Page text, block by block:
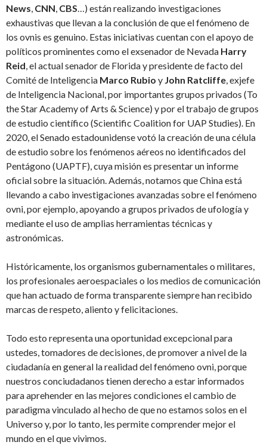
News, CNN, CBS…) están realizando investigaciones
exhaustivas que llevan a la conclusión de que el fenómeno de
los ovnis es genuino. Estas iniciativas cuentan con el apoyo de
políticos prominentes como el exsenador de Nevada Harry
Reid, el actual senador de Florida y presidente de facto del
Comité de Inteligencia Marco Rubio y John Ratcliffe, exjefe
de Inteligencia Nacional, por importantes grupos privados (To
the Star Academy of Arts & Science) y por el trabajo de grupos
de estudio científico (Scientific Coalition for UAP Studies). En
2020, el Senado estadounidense votó la creación de una célula
de estudio sobre los fenómenos aéreos no identificados del
Pentágono (UAPTF), cuya misión es presentar un informe
oficial sobre la situación. Además, notamos que China está
llevando a cabo investigaciones avanzadas sobre el fenómeno
ovni, por ejemplo, apoyando a grupos privados de ufología y
mediante el uso de amplias herramientas técnicas y
astronómicas.
Históricamente, los organismos gubernamentales o militares,
los profesionales aeroespaciales o los medios de comunicación
que han actuado de forma transparente siempre han recibido
marcas de respeto, aliento y felicitaciones.
Todo esto representa una oportunidad excepcional para
ustedes, tomadores de decisiones, de promover a nivel de la
ciudadanía en general la realidad del fenómeno ovni, porque
nuestros conciudadanos tienen derecho a estar informados
para aprehender en las mejores condiciones el cambio de
paradigma vinculado al hecho de que no estamos solos en el
Universo y, por lo tanto, les permite comprender mejor el
mundo en el que vivimos.